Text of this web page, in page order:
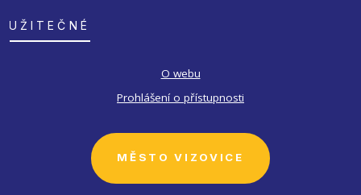
UŽITEČNÉ
O webu
Prohlášení o přístupnosti
MĚSTO VIZOVICE